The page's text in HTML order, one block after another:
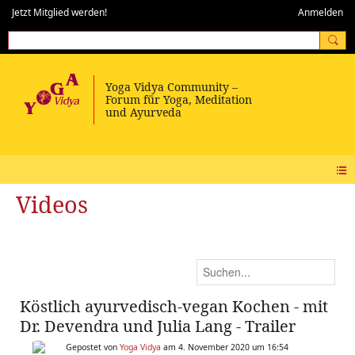
Jetzt Mitglied werden! Anmelden
Videos
Köstlich ayurvedisch-vegan Kochen - mit
Dr. Devendra und Julia Lang - Trailer
Gepostet von Yoga Vidya am 4. November 2020 um 16:54